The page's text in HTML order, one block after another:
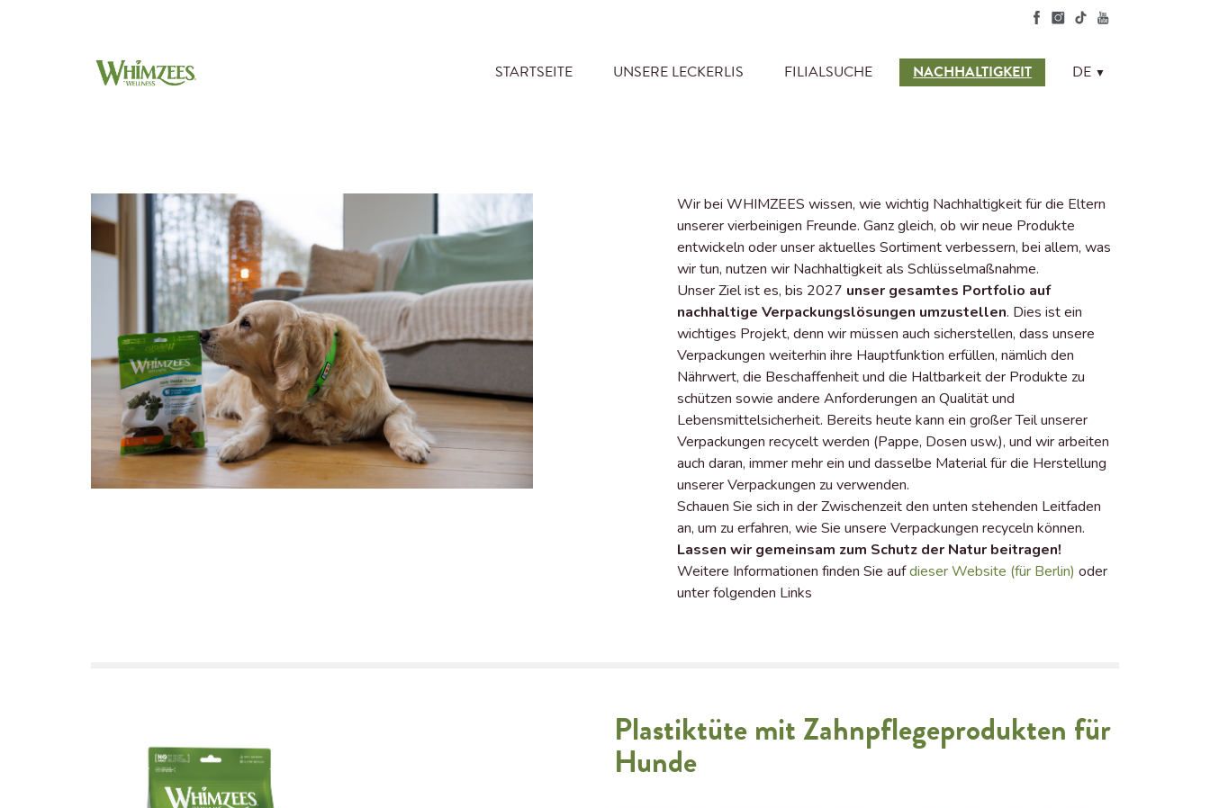
STARTSEITE UNSERE LECKERLIS FILIALSUCHE NACHHALTIGKEIT DE ▼
Wir bei WHIMZEES wissen, wie wichtig Nachhaltigkeit für die Eltern
unserer vierbeinigen Freunde. Ganz gleich, ob wir neue Produkte
entwickeln oder unser aktuelles Sortiment verbessern, bei allem, was
wir tun, nutzen wir Nachhaltigkeit als Schlüsselmaßnahme.
Unser Ziel ist es, bis 2027 unser gesamtes Portfolio auf
nachhaltige Verpackungslösungen umzustellen. Dies ist ein
wichtiges Projekt, denn wir müssen auch sicherstellen, dass unsere
Verpackungen weiterhin ihre Hauptfunktion erfüllen, nämlich den
Nährwert, die Beschaffenheit und die Haltbarkeit der Produkte zu
schützen sowie andere Anforderungen an Qualität und
Lebensmittelsicherheit. Bereits heute kann ein großer Teil unserer
Verpackungen recycelt werden (Pappe, Dosen usw.), und wir arbeiten
auch daran, immer mehr ein und dasselbe Material für die Herstellung
unserer Verpackungen zu verwenden.
Schauen Sie sich in der Zwischenzeit den unten stehenden Leitfaden
an, um zu erfahren, wie Sie unsere Verpackungen recyceln können.
Lassen wir gemeinsam zum Schutz der Natur beitragen!
Weitere Informationen finden Sie aufdieser Website (für Berlin) oder
unter folgenden Links
Plastiktüte mit Zahnpflegeprodukten für
Hunde